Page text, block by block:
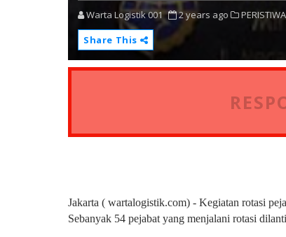
Warta Logistik 001 2 years ago
Share This
Jakarta ( wartalogistik.com) - Kegiatan rotasi
Sebanyak 54 pejabat yang menjalani rotasi